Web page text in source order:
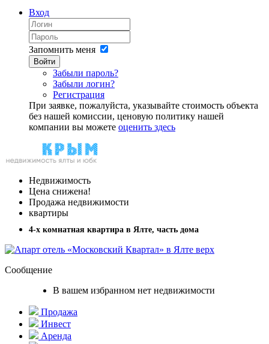
Вход
Запомнить меня
Войти
Забыли пароль?
Забыли логин?
Регистрация
При заявке, пожалуйста, указывайте стоимость объекта
без нашей комиссии, ценовую политику нашей
компании вы можете оценить здесь
Недвижимость
Цена снижена!
Продажа недвижимости
квартиры
4-х комнатная квартира в Ялте, часть дома
Сообщение
В вашем избранном нет недвижимости
Продажа
Инвест
Аренда